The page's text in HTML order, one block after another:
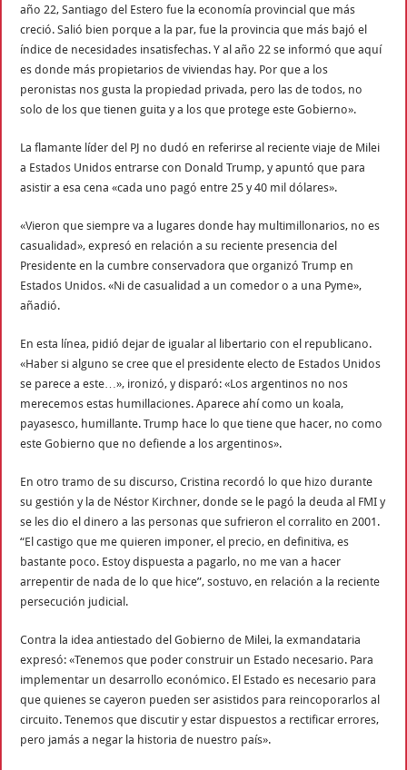
año 22, Santiago del Estero fue la economía provincial que más
creció. Salió bien porque a la par, fue la provincia que más bajó el
índice de necesidades insatisfechas. Y al año 22 se informó que aquí
es donde más propietarios de viviendas hay. Por que a los
peronistas nos gusta la propiedad privada, pero las de todos, no
solo de los que tienen guita y a los que protege este Gobierno».
La flamante líder del PJ no dudó en referirse al reciente viaje de Milei
a Estados Unidos entrarse con Donald Trump, y apuntó que para
asistir a esa cena «cada uno pagó entre 25 y 40 mil dólares».
«Vieron que siempre va a lugares donde hay multimillonarios, no es
casualidad», expresó en relación a su reciente presencia del
Presidente en la cumbre conservadora que organizó Trump en
Estados Unidos. «Ni de casualidad a un comedor o a una Pyme»,
añadió.
En esta línea, pidió dejar de igualar al libertario con el republicano.
«Haber si alguno se cree que el presidente electo de Estados Unidos
se parece a este…», ironizó, y disparó: «Los argentinos no nos
merecemos estas humillaciones. Aparece ahí como un koala,
payasesco, humillante. Trump hace lo que tiene que hacer, no como
este Gobierno que no defiende a los argentinos».
En otro tramo de su discurso, Cristina recordó lo que hizo durante
su gestión y la de Néstor Kirchner, donde se le pagó la deuda al FMI y
se les dio el dinero a las personas que sufrieron el corralito en 2001.
“El castigo que me quieren imponer, el precio, en definitiva, es
bastante poco. Estoy dispuesta a pagarlo, no me van a hacer
arrepentir de nada de lo que hice”, sostuvo, en relación a la reciente
persecución judicial.
Contra la idea antiestado del Gobierno de Milei, la exmandataria
expresó: «Tenemos que poder construir un Estado necesario. Para
implementar un desarrollo económico. El Estado es necesario para
que quienes se cayeron pueden ser asistidos para reincoporarlos al
circuito. Tenemos que discutir y estar dispuestos a rectificar errores,
pero jamás a negar la historia de nuestro país».